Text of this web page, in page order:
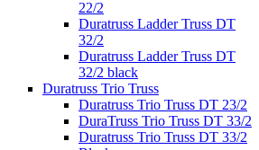
22/2
Duratruss Ladder Truss DT
32/2
Duratruss Ladder Truss DT
32/2 black
Duratruss Trio Truss
Duratruss Trio Truss DT 23/2
DuraTruss Trio Truss DT 33/2
Duratruss Trio Truss DT 33/2